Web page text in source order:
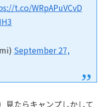
t.co/WRpAPuVCvD
September 27,
見たらキャンプしかして